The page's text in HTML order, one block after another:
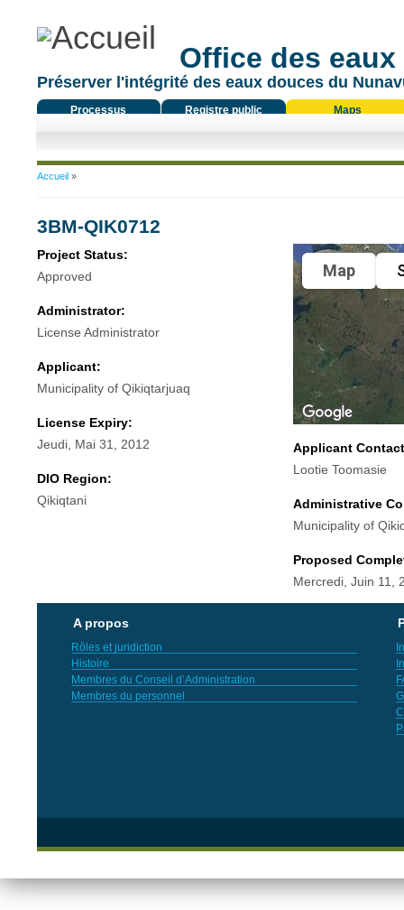
Office des
Préserver l'intégrité des eaux douces du
Processus
Registre public Maps
Vous êtes ici
Accueil»
3BM-QIK0712
Project Status:
Approved
Administrator:
License Administrator
Applicant:
Municipality of Qikiqtarjuaq
License Expiry:
Jeudi, Mai 31, 2012
DIO Region:
Qikiqtani
Map
Applicant
Lootie Toomasie
Administrative
Municipality of
Proposed
Mercredi, Juin 11,
A propos
Rôles et juridiction
Histoire
Membres du Conseil d’Administration
Membres du personnel